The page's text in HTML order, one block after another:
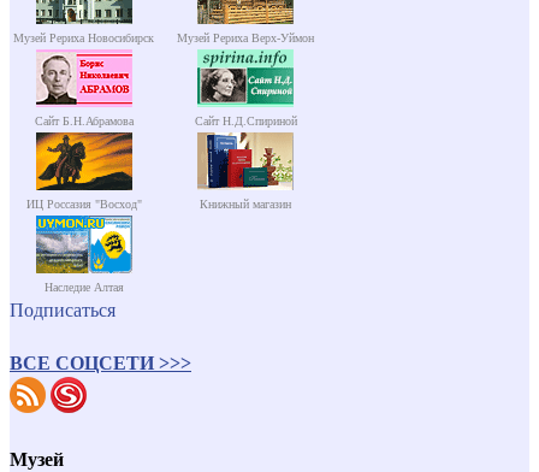
Музей Рериха Новосибирск Музей Рериха Верх-Уймон
Сайт Б.Н.Абрамова Сайт Н.Д.Спириной
ИЦ Россазия "Восход" Книжный магазин
Наследие Алтая
Подписаться
ВСЕ СОЦСЕТИ >>>
Музей